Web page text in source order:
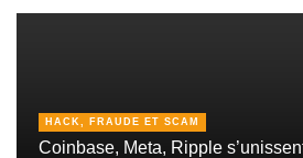
HACK, FRAUDE ET SCAM
Coinbase, Meta, Ripple